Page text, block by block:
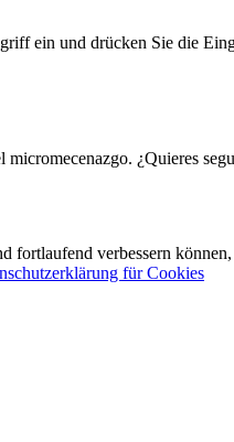
ein und drücken Sie die
¿Quieres
fortlaufend verbessern
für Cookies